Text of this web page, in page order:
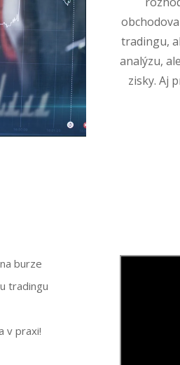
tradingu,
analýzu,
zisky. Aj
burze
tradingu
v praxi!